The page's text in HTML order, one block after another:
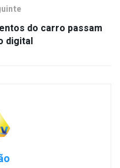
do carro passam
digital